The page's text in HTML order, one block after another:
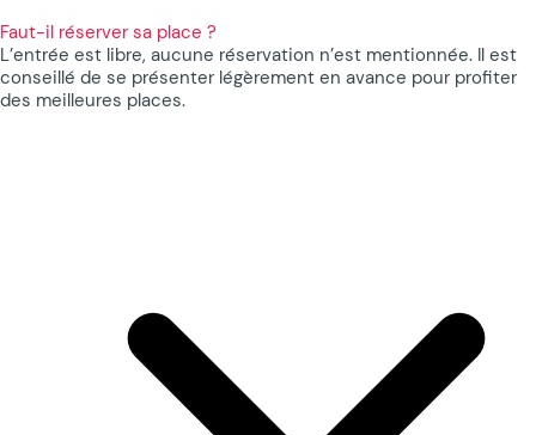
Faut-il réserver sa place ?
L’entrée est libre, aucune réservation n’est mentionnée. Il est
conseillé de se présenter légèrement en avance pour profiter
des meilleures places.